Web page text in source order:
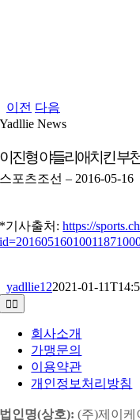
이전 다음
Yadllie News
이진형 야들리애치킨 부
스포츠조선 – 2016-05-16
*기사출처:https://
yadllie122021-01-
Toggle
Navigation
회사소개
가맹문의
이용약관
개인정보처리방침
법인명(상호): (주)제이